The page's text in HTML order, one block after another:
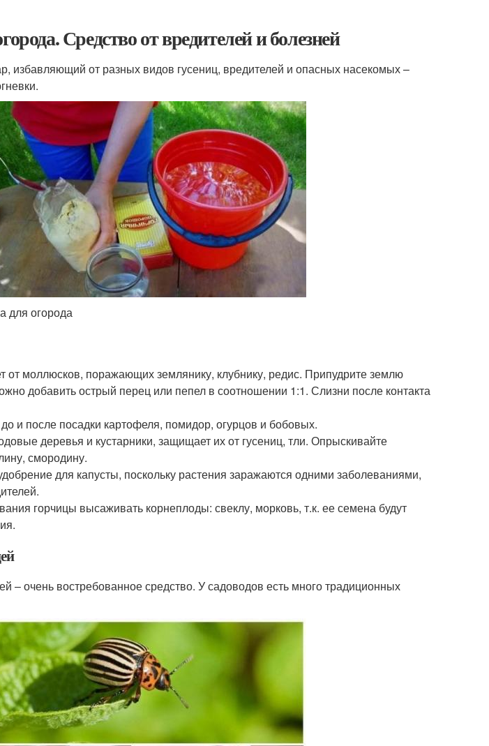
Средство от вредителей и болезней
избавляющий от разных видов гусениц, вредителей и опасных насекомых –
для огорода
от моллюсков, поражающих землянику, клубнику, редис. Припудрите землю
добавить острый перец или пепел в соотношении 1:1. Слизни после контакта
и после посадки картофеля, помидор, огурцов и бобовых.
деревья и кустарники, защищает их от гусениц, тли. Опрыскивайте
смородину.
для капусты, поскольку растения заражаются одними заболеваниями,
горчицы высаживать корнеплоды: свеклу, морковь, т.к. ее семена будут
– очень востребованное средство. У садоводов есть много традиционных